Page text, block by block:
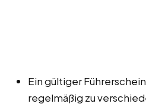
Ein gültiger
regelmäßig zu